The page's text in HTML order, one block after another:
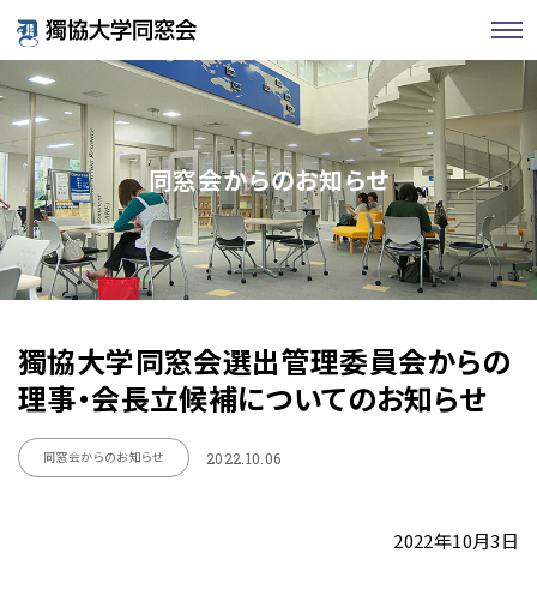
同窓会からのお知らせ
獨協大学同窓会選出管理委員会からの
理事・会長立候補についてのお知らせ
同窓会からのお知らせ 2022.10.06
2022年10月3日